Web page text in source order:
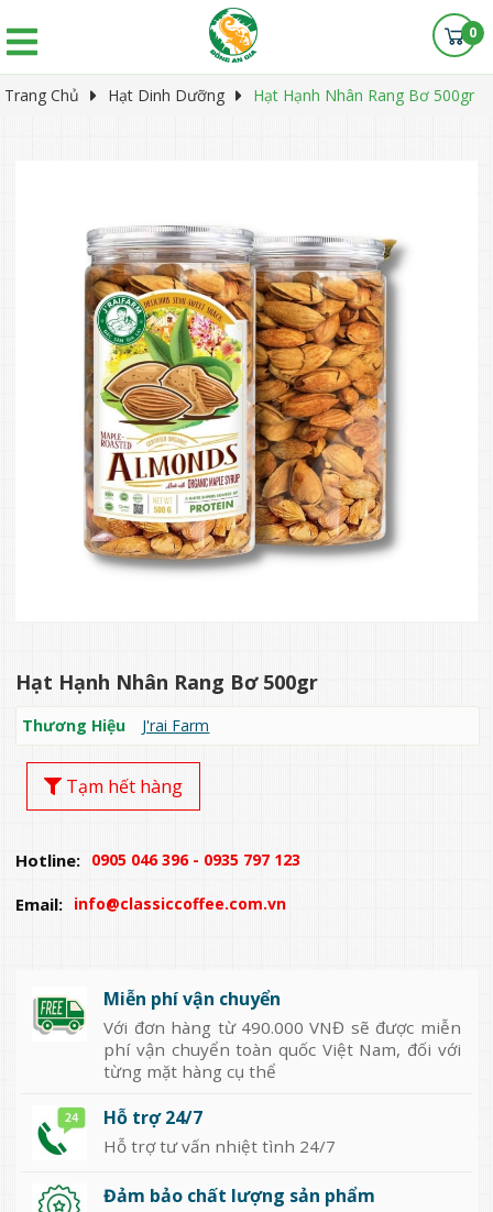
0
Trang Chủ Hạt Dinh Dưỡng Hạt Hạnh Nhân Rang Bơ 500gr
Hạt Hạnh Nhân Rang Bơ 500gr
Thương Hiệu J'rai Farm
Tạm hết hàng
Hotline: 0905 046 396 - 0935 797 123
Email: info@classiccoffee.com.vn
Miễn phí vận chuyển
Với đơn hàng từ 490.000 VNĐ sẽ được miễn
phí vận chuyển toàn quốc Việt Nam, đối với
từng mặt hàng cụ thể
Hỗ trợ 24/7
Hỗ trợ tư vấn nhiệt tình 24/7
Đảm bảo chất lượng sản phẩm